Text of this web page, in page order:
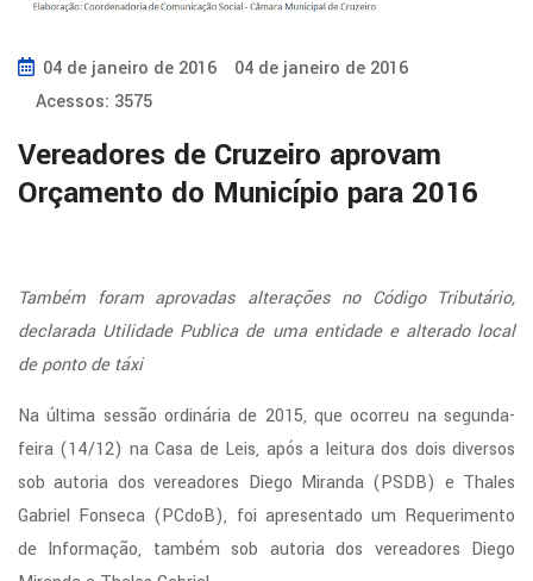
04 de janeiro de 2016
04 de janeiro de 2016
Acessos: 3575
Vereadores de Cruzeiro aprovam
Orçamento do Município para 2016
Também foram aprovadas alterações no Código Tributário,
declarada Utilidade Publica de uma entidade e alterado local
de ponto de táxi
Na última sessão ordinária de 2015, que ocorreu na segunda-
feira (14/12) na Casa de Leis, após a leitura dos dois diversos
sob autoria dos vereadores Diego Miranda (PSDB) e Thales
Gabriel Fonseca (PCdoB), foi apresentado um Requerimento
de Informação, também sob autoria dos vereadores Diego